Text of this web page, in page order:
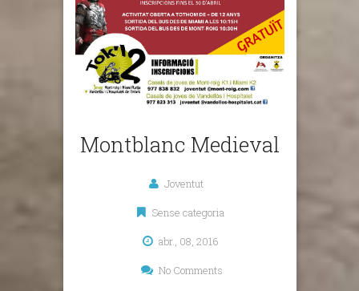
Montblanc Medieval
Joventut
Sense categoria
abr., 08, 2016
No Comments